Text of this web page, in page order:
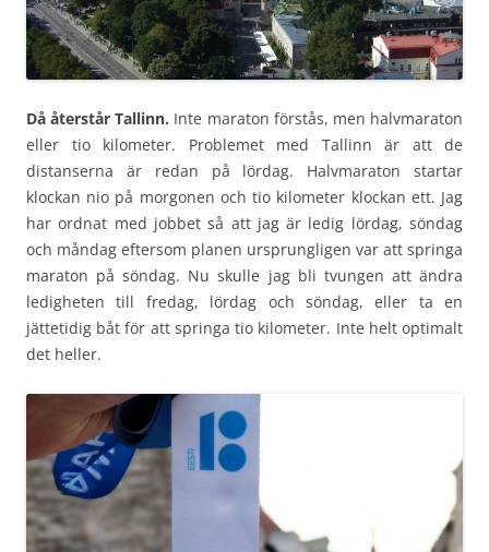
Då återstår Tallinn. Inte maraton förstås, men halvmaraton
eller tio kilometer. Problemet med Tallinn är att de
distanserna är redan på lördag. Halvmaraton startar
klockan nio på morgonen och tio kilometer klockan ett. Jag
har ordnat med jobbet så att jag är ledig lördag, söndag
och måndag eftersom planen ursprungligen var att springa
maraton på söndag. Nu skulle jag bli tvungen att ändra
ledigheten till fredag, lördag och söndag, eller ta en
jättetidig båt för att springa tio kilometer. Inte helt optimalt
det heller.